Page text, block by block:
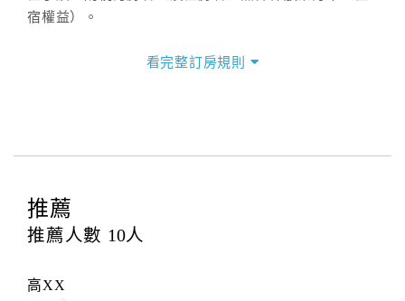
宿權益）。
四、訂單異動
提出申辦不得異動訂單。
每筆訂單異動限定
辦理取消退款。
房者應補足差額。（限原訂飯店）
看完整訂房規則
推薦
推薦人數 10人
高XX